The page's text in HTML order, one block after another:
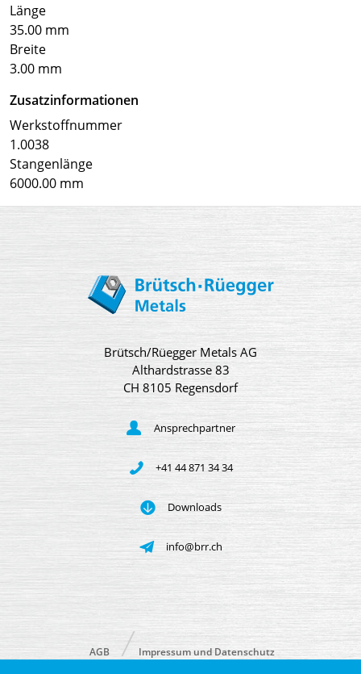
Länge
35.00 mm
Breite
3.00 mm
Zusatzinformationen
Werkstoffnummer
1.0038
Stangenlänge
6000.00 mm
Brütsch/Rüegger Metals AG
Althardstrasse 83
CH 8105 Regensdorf
Ansprechpartner
+41 44 871 34 34
Downloads
info@brr.ch
AGB Impressum und Datenschutz